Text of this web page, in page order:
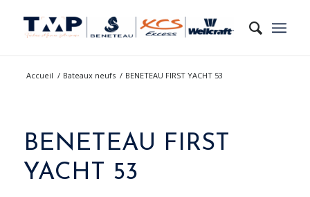
Accueil / Bateaux neufs / BENETEAU FIRST YACHT 53
BENETEAU FIRST
YACHT 53